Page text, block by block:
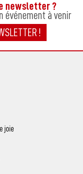
newsletter ?
événement à venir
!
joie